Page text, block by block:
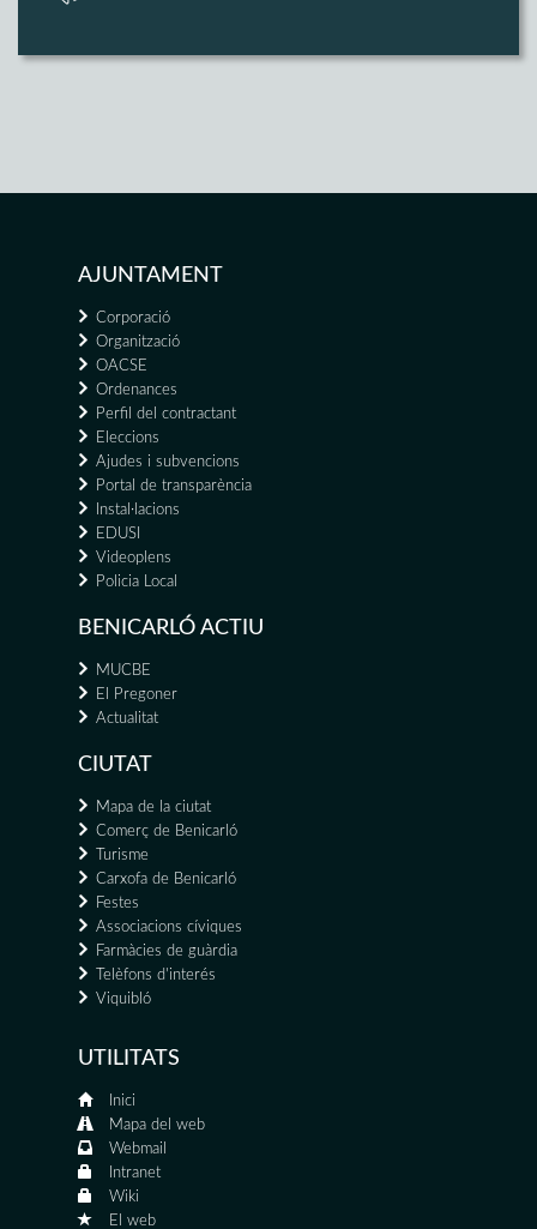
AJUNTAMENT
Corporació
Organització
OACSE
Ordenances
Perfil del contractant
Eleccions
Ajudes i subvencions
Portal de transparència
Instal·lacions
EDUSI
Videoplens
Policia Local
BENICARLÓ ACTIU
MUCBE
El Pregoner
Actualitat
CIUTAT
Mapa de la ciutat
Comerç de Benicarló
Turisme
Carxofa de Benicarló
Festes
Associacions cíviques
Farmàcies de guàrdia
Telèfons d'interés
Viquibló
UTILITATS
Inici
Mapa del web
Webmail
Intranet
Wiki
El web